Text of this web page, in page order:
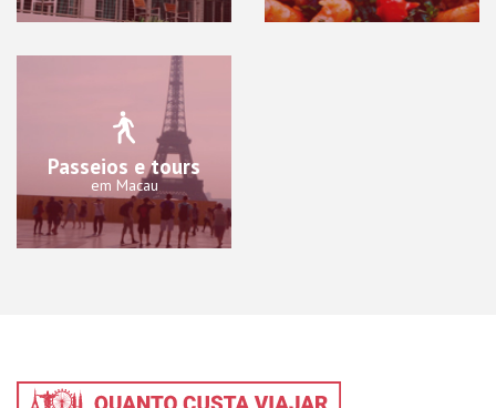
Passeios e tours
em Macau